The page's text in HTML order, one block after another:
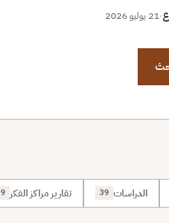
·21 يوليو 2026
الدراسات 39 تقارير مراكز الفكر 9